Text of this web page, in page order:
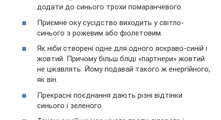
додати до синього трохи помаранчевого.
Приємне оку сусідство виходить у світло-
синього з рожевим або фіолетовим.
Як ніби створені одне для одного яскраво-синій і
жовтий. Причому більш бліді «партнери» жовтий
не цікавлять. Йому подавай такого ж енергійного,
як він.
Прекрасні поєднання дають різні відтінки
синього і зеленого.